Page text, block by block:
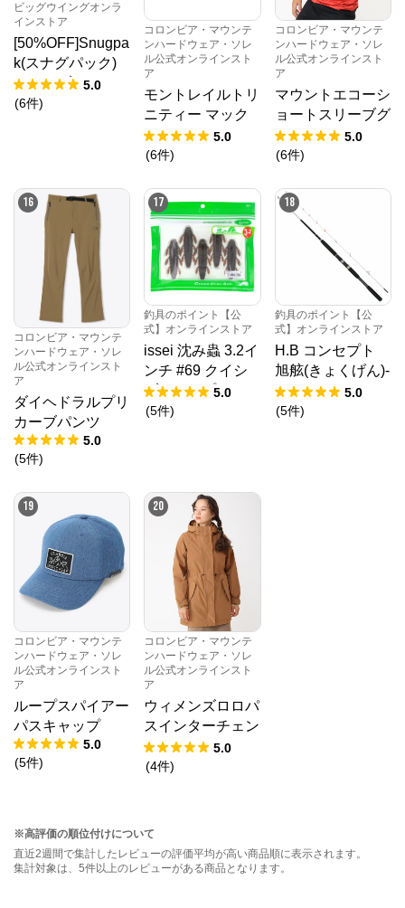
ビッグウイングオンラ
インストア
[50%OFF]Snugpa
k(スナグパック)
テントブーツ
5.0
(6件)
コロンビア・マウンテ
ンハードウェア・ソレ
ル公式オンラインスト
ア
モントレイルトリ
ニティー マック
ス
5.0
(6件)
コロンビア・マウンテ
ンハードウェア・ソレ
ル公式オンラインスト
ア
マウントエコーシ
ョートスリーブグ
ラフィックTシャ
ツ
5.0
(6件)
16
コロンビア・マウンテ
ンハードウェア・ソレ
ル公式オンラインスト
ア
ダイヘドラルプリ
カーブパンツ
5.0
(5件)
17
釣具のポイント【公
式】オンラインストア
issei 沈み蟲 3.2イ
ンチ #69 クイシ
ブリパンプキン
【ゆうパケット】
5.0
(5件)
18
釣具のポイント【公
式】オンラインストア
H.B コンセプト
旭舷(きょくげん)-
EX 20-195 KP
-2019 H.B con
5.0
(5件)
19
コロンビア・マウンテ
ンハードウェア・ソレ
ル公式オンラインスト
ア
ループスパイアー
パスキャップ
5.0
(5件)
20
コロンビア・マウンテ
ンハードウェア・ソレ
ル公式オンラインスト
ア
ウィメンズロロパ
スインターチェン
ジジャケット
5.0
(4件)
※高評価の順位付けについて
直近2週間で集計したレビューの評価平均が高い商品順に表示されます。
集計対象は、5件以上のレビューがある商品となります。